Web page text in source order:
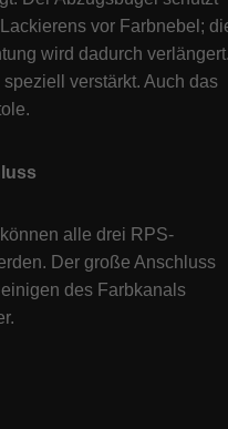
vor Farbnebel;
wird dadurch
verstärkt. Auch das
alle drei RPS-
Der große Anschluss
des Farbkanals